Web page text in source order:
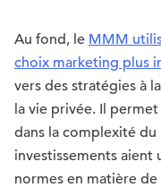
Au fond, le MMM
choix marketing plus
vers des stratégies à
la vie privée. Il
dans la complexité
investissements aient
normes en matière